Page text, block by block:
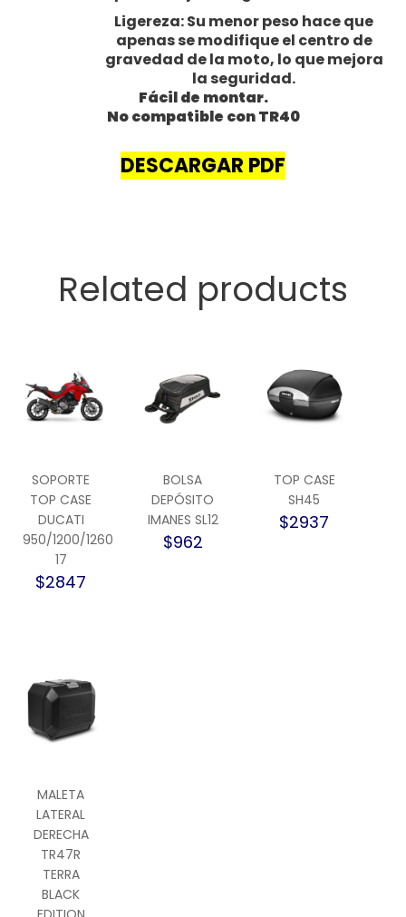
Ligereza: Su menor peso hace que
apenas se modifique el centro de
gravedad de la moto, lo que mejora
la seguridad.
Fácil de montar.
No compatible con TR40
DESCARGAR PDF
Related products
SOPORTE
TOP CASE
DUCATI
950/1200/1260
17
$2847
BOLSA
DEPÓSITO
IMANES SL12
$962
TOP CASE
SH45
$2937
MALETA
LATERAL
DERECHA
TR47R
TERRA
BLACK